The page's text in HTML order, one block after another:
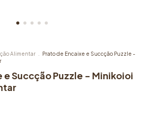
Alimentar
Prato de Encaixe e Succção Puzzle -
e Succção Puzzle - Minikoioi